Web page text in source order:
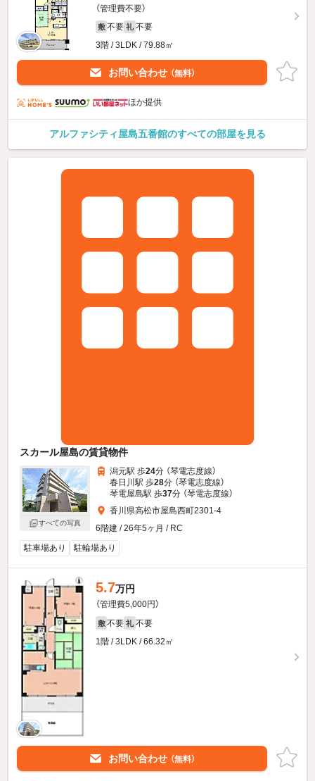
（管理費不要）
敷 不要 礼 不要
3階 / 3LDK / 79.88㎡
お問い合わせ （無料）
ほか提供
アルファシティ屋島五番館のすべての部屋を見る
スカール屋島の賃貸物件
すべての写真
潟元駅 歩24分 （琴電志度線）
春日川駅 歩28分 （琴電志度線）
琴電屋島駅 歩37分 （琴電志度線）
香川県高松市屋島西町2301-4
6階建 / 26年5ヶ月 / RC
駐車場あり
駐輪場あり
5.7万円
（管理費5,000円）
敷 不要 礼 不要
1階 / 3LDK / 66.32㎡
お問い合わせ （無料）